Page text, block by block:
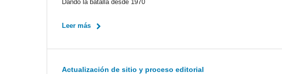
Dando la batalla desde 1970
Leer más
Actualización de sitio y proceso editorial